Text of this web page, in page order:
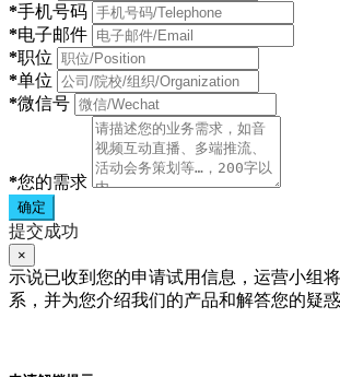
*手机号码
*电子邮件
*职位
*单位
*微信号
*您的需求
确定
提交成功
×
示说已收到您的申请试用信息，运营小组
系，并为您介绍我们的产品和解答您的疑